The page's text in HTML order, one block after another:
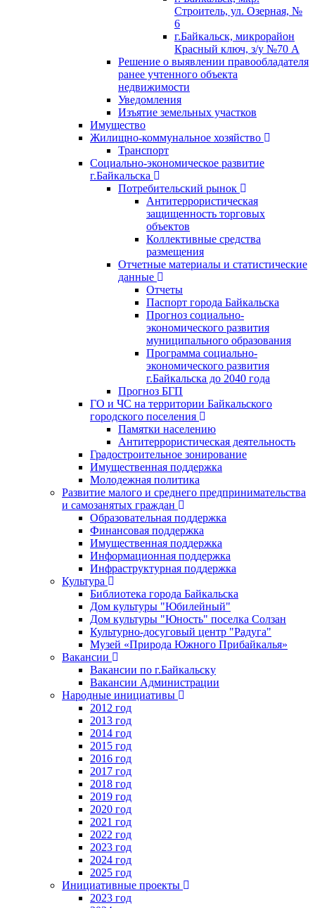
Строитель, ул. Озерная, №
6
г.Байкальск, микрорайон
Красный ключ, з/у №70 А
Решение о выявлении правообладателя
ранее учтенного объекта
недвижимости
Уведомления
Изъятие земельных участков
Имущество
Жилищно-коммунальное хозяйство
Транспорт
Социально-экономическое развитие
г.Байкальска
Потребительский рынок
Антитеррористическая
защищенность торговых
объектов
Коллективные средства
размещения
Отчетные материалы и статистические
данные
Отчеты
Паспорт города Байкальска
Прогноз социально-
экономического развития
муниципального образования
Программа социально-
экономического развития
г.Байкальска до 2040 года
Прогноз БГП
ГО и ЧС на территории Байкальского
городского поселения
Памятки населению
Антитеррористическая деятельность
Градостроительное зонирование
Имущественная поддержка
Молодежная политика
Развитие малого и среднего предпринимательства
и самозанятых граждан
Образовательная поддержка
Финансовая поддержка
Имущественная поддержка
Информационная поддержка
Инфраструктурная поддержка
Культура
Библиотека города Байкальска
Дом культуры "Юбилейный"
Дом культуры "Юность" поселка Солзан
Культурно-досуговый центр "Радуга"
Музей «Природа Южного Прибайкалья»
Вакансии
Вакансии по г.Байкальску
Вакансии Администрации
Народные инициативы
2012 год
2013 год
2014 год
2015 год
2016 год
2017 год
2018 год
2019 год
2020 год
2021 год
2022 год
2023 год
2024 год
2025 год
Инициативные проекты
2023 год